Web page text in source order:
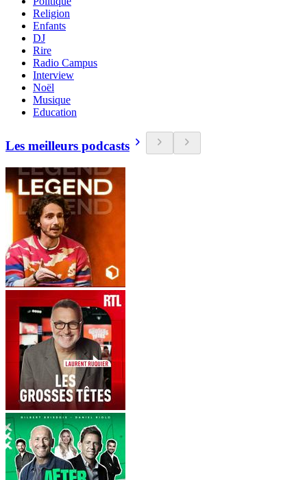
Religion
Enfants
DJ
Rire
Radio Campus
Interview
Noël
Musique
Education
Les meilleurs podcasts